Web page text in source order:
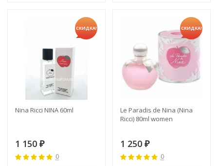
СКИДКА!
Nina Ricci NINA 60ml
1 150 ₽
0
СКИДКА!
Le Paradis de Nina (Nina
Ricci) 80ml women
1 250 ₽
0